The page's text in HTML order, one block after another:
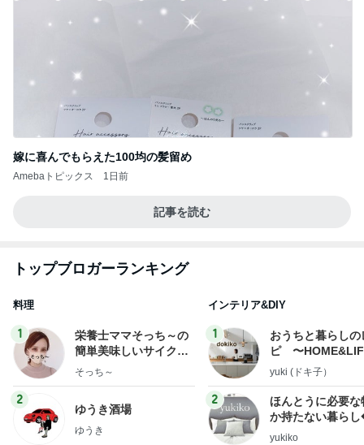
嫁に喜んでもらえた100均の髪留め
Amebaトピックス 1日前
記事を読む
トップブロガーランキング
料理
1
栄養士ママそっち～の
簡単美味しいサイクル
献立
そっち～
2
ゆうき酒場
ゆうき
インテリア&DIY
1
おうちと暮らしの
ピ 〜
yuki (ドキ子）
2
ほんとうに必要な
か持たない暮ら
ep Life Simple◆
yukiko